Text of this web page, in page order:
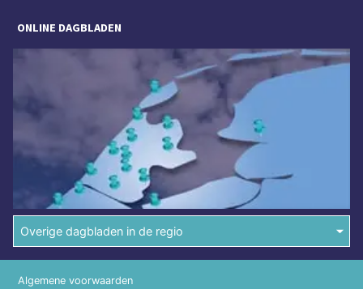
ONLINE DAGBLADEN
Overige dagbladen in de regio
Algemene voorwaarden